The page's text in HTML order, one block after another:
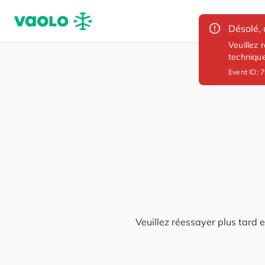
Désolé,
Veuillez
Event ID:
Veuillez réessayer plus tard